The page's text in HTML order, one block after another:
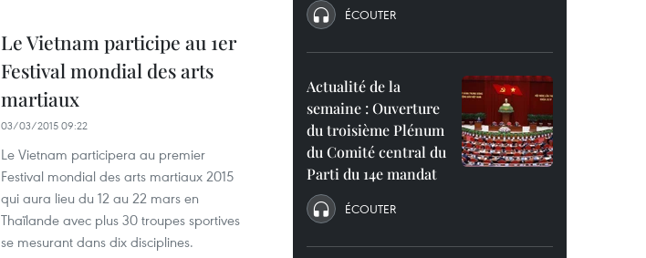
Le Vietnam participe au 1er
Festival mondial des arts
martiaux
03/03/2015 09:22
Le Vietnam participera au premier
Festival mondial des arts martiaux 2015
qui aura lieu du 12 au 22 mars en
Thaïlande avec plus 30 troupes sportives
se mesurant dans dix disciplines.
ÉCOUTER
Actualité de la
semaine : Ouverture
du troisième Plénum
du Comité central du
Parti du 14e mandat
ÉCOUTER